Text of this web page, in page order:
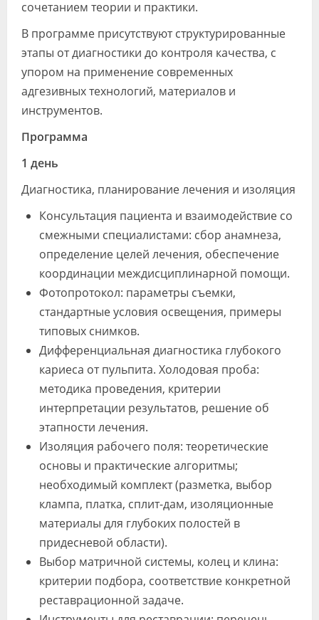
сочетанием теории и практики.
В программе присутствуют структурированные
этапы от диагностики до контроля качества, с
упором на применение современных
адгезивных технологий, материалов и
инструментов.
Программа
1 день
Диагностика, планирование лечения и изоляция
Консультация пациента и взаимодействие со
смежными специалистами: сбор анамнеза,
определение целей лечения, обеспечение
координации междисциплинарной помощи.
Фотопротокол: параметры съемки,
стандартные условия освещения, примеры
типовых снимков.
Дифференциальная диагностика глубокого
кариеса от пульпита. Холодовая проба:
методика проведения, критерии
интерпретации результатов, решение об
этапности лечения.
Изоляция рабочего поля: теоретические
основы и практические алгоритмы;
необходимый комплект (разметка, выбор
клампа, платка, сплит-дам, изоляционные
материалы для глубоких полостей в
придесневой области).
Выбор матричной системы, колец и клина:
критерии подбора, соответствие конкретной
реставрационной задаче.